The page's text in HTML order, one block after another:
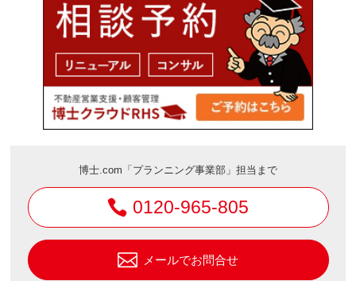
博士.com「プランニング事業部」担当まで
0120-965-805
メールでお問合せ